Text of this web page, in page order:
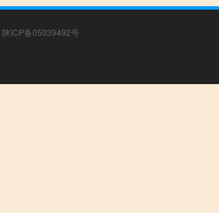
陕ICP备05039492号